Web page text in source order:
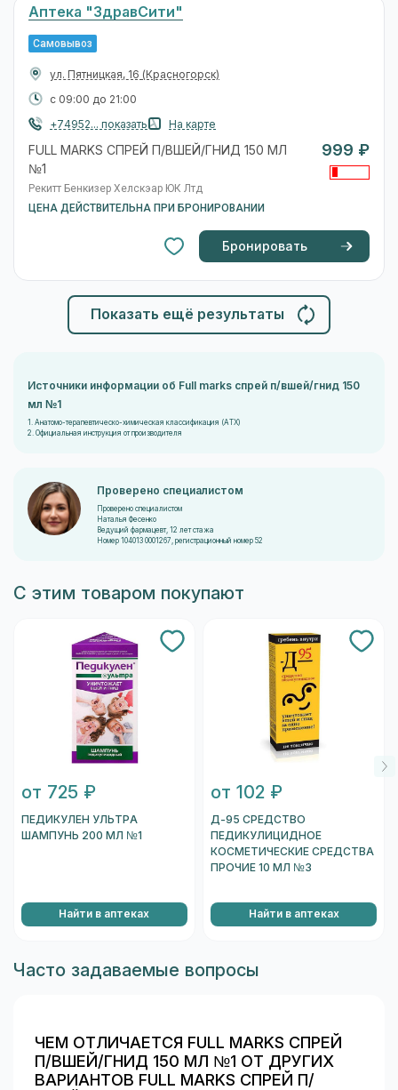
Аптека "ЗдравСити"
Самовывоз
ул. Пятницкая, 16 (Красногорск)
с 09:00 до 21:00
+74952... показать
На карте
FULL MARKS СПРЕЙ П/ВШЕЙ/ГНИД 150 МЛ
№1
Рекитт Бенкизер Хелскэар ЮК Лтд
ЦЕНА ДЕЙСТВИТЕЛЬНА ПРИ БРОНИРОВАНИИ
999 ₽
Бронировать
Показать ещё результаты
Источники информации об Full marks спрей п/вшей/гнид 150
мл №1
1. Анатомо-терапевтическо-химическая классификация (ATX)
2. Официальная инструкция от производителя
Проверено специалистом
Проверено специалистом
Наталья Фесенко
Ведущий фармацевт, 12 лет стажа
Номер 104013 0001267, регистрационный номер 52
С этим товаром покупают
от 725 ₽
ПЕДИКУЛЕН УЛЬТРА
ШАМПУНЬ 200 МЛ №1
Найти в аптеках
от 102 ₽
Д-95 СРЕДСТВО
ПЕДИКУЛИЦИДНОЕ
КОСМЕТИЧЕСКИЕ СРЕДСТВА
ПРОЧИЕ 10 МЛ №3
Найти в аптеках
Часто задаваемые вопросы
ЧЕМ ОТЛИЧАЕТСЯ FULL MARKS СПРЕЙ
П/ВШЕЙ/ГНИД 150 МЛ №1 ОТ ДРУГИХ
ВАРИАНТОВ FULL MARKS СПРЕЙ П/